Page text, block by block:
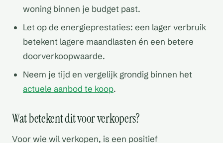
woning binnen je budget past.
Let op de energieprestaties: een lager verbruik
betekent lagere maandlasten én een betere
doorverkoopwaarde.
Neem je tijd en vergelijk grondig binnen het
actuele aanbod te koop.
Wat betekent dit voor verkopers?
Voor wie wil verkopen, is een positief